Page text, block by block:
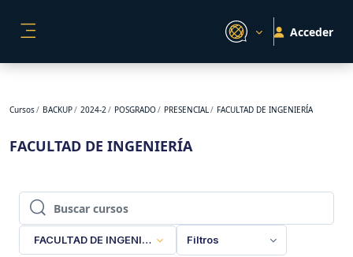
Acceder
Cursos BACKUP 2024-2 POSGRADO PRESENCIAL FACULTAD DE INGENIERÍA
FACULTAD DE INGENIERÍA
Buscar cursos
Buscar cursos
FACULTAD DE INGENIERÍA Filtros